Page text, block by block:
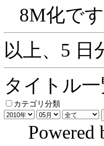
8M化で
以上、5 日
タイトル
カテゴリ分類
Powered